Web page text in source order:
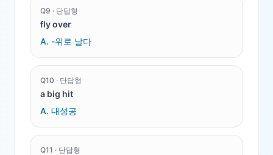
Q9 · 단답형
fly over
A. -위로 날다
Q10 · 단답형
a big hit
A. 대성공
Q11 · 단답형